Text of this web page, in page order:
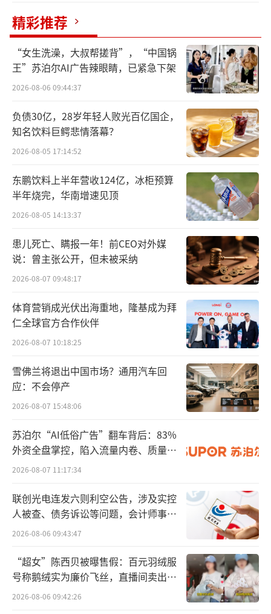
算在内，意味着今年消费者能够买到2023—202
5款的3款极氪001，有网友将其称为“十分神奇
的现象”。“一年三更”的换新速度，叠加202
4款车型无法更换新的智驾方案，立刻引发2024
款极氪001车主们的不满。2025款极氪001上市
当晚，极氪官方直播间异常热闹，部分顶
着“无良极氪”“极氪退钱”网名的用户在直
商家。极氪官方则表示，理解并尊重用户的感
受，也深知信任的重要性，因此为老车主专门
提供价值1万元的购车抵用券，让老车主能够以
最优的价格购买到最新的极氪产品。
但老车主们并不买账。北京商报记者在黑
后，该平台出现大量车主投诉。其中，一位车
主称，购车不到一个月，极氪001就推出新车
型，新车秒变旧车直接贬值。此后，更出现部
分车主到极氪总部及门店维权的情况。
对于车主的不满，极氪官方与法务部在微
氪法务部在微博发文称，针对极氪2025款新品
发布，近期在网络平台上出现大量有组织的造
司已固定相关证据并已报警，将依法严厉追究
所有造谣者的法律责任。此后，极氪官方在微
博发布《2025款新品发布答用户问》，对消费
者的一系列问题进行回应。极氪方面表示，今
年2月，2024款极氪001上市发布后，极氪007
搭载的浩瀚智驾受到广泛的用户和行业好评，
精彩推荐
“女生洗澡，大叔帮搓背”，“中国锅
王”苏泊尔AI广告辣眼睛，已紧急下架
2026-08-06 09:44:37
负债30亿，28岁年轻人败光百亿国企，
知名饮料巨鳄悲情落幕？
2026-08-05 17:14:52
东鹏饮料上半年营收124亿，冰柜预算
半年烧完，华南增速见顶
2026-08-05 14:13:37
患儿死亡、瞒报一年！前CEO对外媒
说：曾主张公开，但未被采纳
2026-08-07 09:48:17
体育营销成光伏出海重地，隆基成为拜
仁全球官方合作伙伴
2026-08-07 10:18:25
雪佛兰将退出中国市场？通用汽车回
应：不会停产
2026-08-07 15:48:06
苏泊尔“AI低俗广告”翻车背后：83%
外资全盘掌控，陷入流量内卷、质量频
发的负循环
2026-08-07 11:17:34
联创光电连发六则利空公告，涉及实控
人被查、债务诉讼等问题，会计师事务
所曾出具“保留意见”
2026-08-06 09:43:47
“超女”陈西贝被曝售假：百元羽绒服
号称鹅绒实为廉价飞丝，直播间卖出超
百万元
2026-08-06 09:42:26